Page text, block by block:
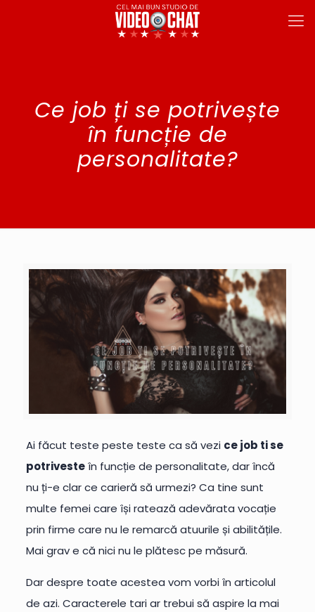
Ce job ți se potrivește
în funcție de
personalitate?
Ai făcut teste peste teste ca să vezi ce job ti se
potrivesteîn funcție de personalitate, dar încă
nu ți-e clar ce carieră să urmezi? Ca tine sunt
multe femei care își ratează adevărata vocație
prin firme care nu le remarcă atuurile și abilitățile.
Mai grav e că nici nu le plătesc pe măsură.
Dar despre toate acestea vom vorbi în articolul
de azi. Caracterele tari ar trebui să aspire la mai